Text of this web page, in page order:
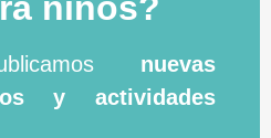
nuevas
y actividades